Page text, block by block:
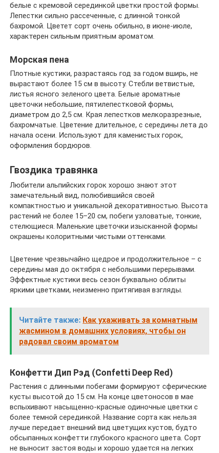
белые с кремовой серединкой цветки простой формы.
Лепестки сильно рассеченные, с длинной тонкой
бахромой. Цветет сорт очень обильно, в июне-июле,
характерен сильным приятным ароматом.
Морская пена
Плотные кустики, разрастаясь год за годом вширь, не
вырастают более 15 см в высоту. Стебли ветвистые,
листья ясного зеленого цвета. Белые ароматные
цветочки небольшие, пятилепестковой формы,
диаметром до 2,5 см. Края лепестков мелкоразрезные,
бахромчатые. Цветение длительное, с середины лета до
начала осени. Используют для каменистых горок,
оформления бордюров.
Гвоздика травянка
Любители альпийских горок хорошо знают этот
замечательный вид, полюбившийся своей
компактностью и уникальной декоративностью. Высота
растений не более 15–20 см, побеги узловатые, тонкие,
стелющиеся. Маленькие цветочки изысканной формы
окрашены колоритными чистыми оттенками.
Цветение чрезвычайно щедрое и продолжительное – с
середины мая до октября с небольшими перерывами.
Эффектные кустики весь сезон буквально облиты
яркими цветками, неизменно притягивая взгляды.
Читайте также: Как ухаживать за комнатным
жасмином в домашних условиях, чтобы он
радовал своим ароматом
Конфетти Дип Рэд (Confetti Deep Red)
Растения с длинными побегами формируют сферические
кусты высотой до 15 см. На конце цветоносов в мае
вспыхивают насыщенно-красные одиночные цветки с
более темной серединкой. Название сорта как нельзя
лучше передает внешний вид цветущих кустов, будто
обсыпанных конфетти глубокого красного цвета. Сорт
не выносит застоя воды и хорошо удается на легких